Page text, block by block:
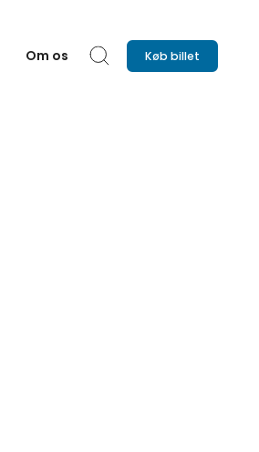
Om os Søg Køb billet